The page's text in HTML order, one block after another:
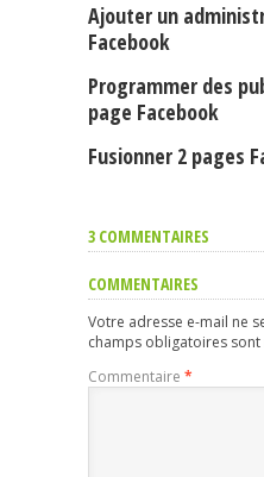
Ajouter un
Facebook
Programmer des
page Facebook
Fusionner 2 pages
3 COMMENTAIRES
COMMENTAIRES
Votre adresse e-mail ne
champs obligatoires
Commentaire *